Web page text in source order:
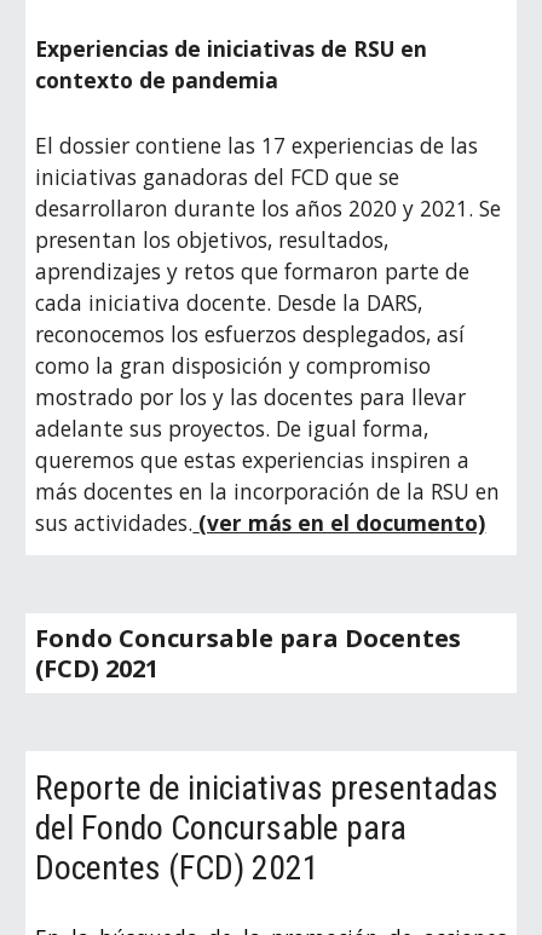
Experiencias de iniciativas de RSU en
contexto de pandemia
El dossier contiene las 17 experiencias de las
iniciativas ganadoras del FCD que se
desarrollaron durante los años 2020 y 2021. Se
presentan los objetivos, resultados,
aprendizajes y retos que formaron parte de
cada iniciativa docente. Desde la DARS,
reconocemos los esfuerzos desplegados, así
como la gran disposición y compromiso
mostrado por los y las docentes para llevar
adelante sus proyectos. De igual forma,
queremos que estas experiencias inspiren a
más docentes en la incorporación de la RSU en
sus actividades. (ver más en el documento)
Fondo Concursable para Docentes
(FCD) 2021
Reporte de iniciativas presentadas
del Fondo Concursable para
Docentes (FCD) 2021